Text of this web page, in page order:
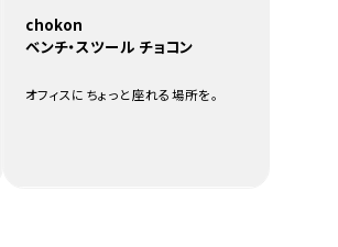
chokon
ベンチ・スツール チョコン
オフィスにちょっと座れる場所を。